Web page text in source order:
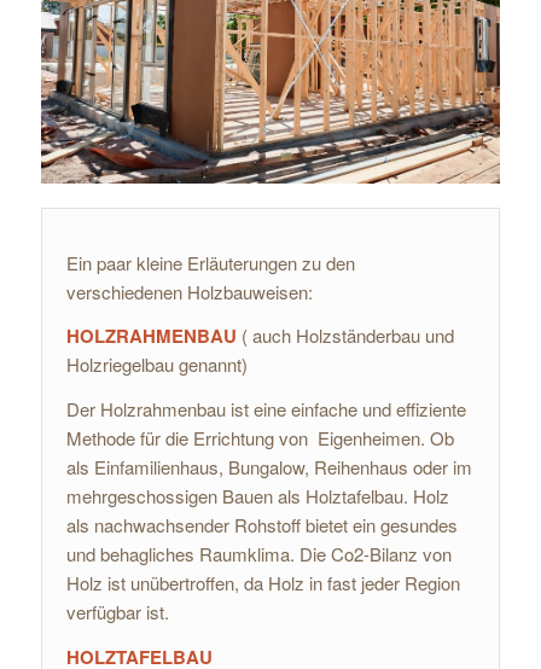
Ein paar kleine Erläuterungen zu den
verschiedenen Holzbauweisen:
HOLZRAHMENBAU ( auch Holzständerbau und
Holzriegelbau genannt)
Der Holzrahmenbau ist eine einfache und effiziente
Methode für die Errichtung von Eigenheimen. Ob
als Einfamilienhaus, Bungalow, Reihenhaus oder im
mehrgeschossigen Bauen als Holztafelbau. Holz
als nachwachsender Rohstoff bietet ein gesundes
und behagliches Raumklima. Die Co2-Bilanz von
Holz ist unübertroffen, da Holz in fast jeder Region
verfügbar ist.
HOLZTAFELBAU